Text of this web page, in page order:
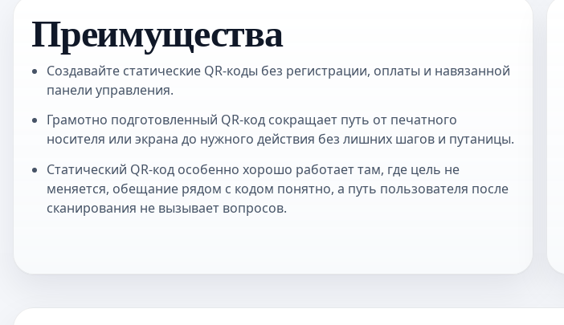
Преимущества
Создавайте статические QR-коды без регистрации, оплаты и навязанной
панели управления.
Грамотно подготовленный QR-код сокращает путь от печатного
носителя или экрана до нужного действия без лишних шагов и путаницы.
Статический QR-код особенно хорошо работает там, где цель не
меняется, обещание рядом с кодом понятно, а путь пользователя после
сканирования не вызывает вопросов.